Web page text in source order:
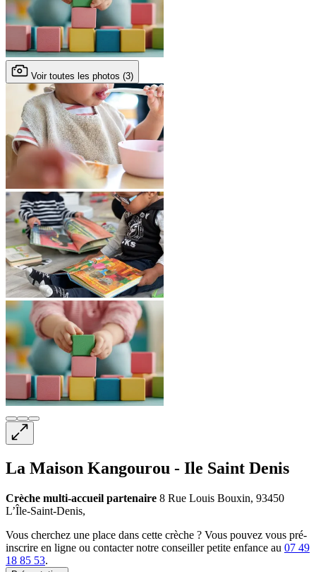
Voir toutes les photos (3)
La Maison Kangourou - Ile Saint Denis
Crèche multi-accueil partenaire 8 Rue Louis Bouxin, 93450
L’Île-Saint-Denis,
Vous cherchez une place dans cette crèche ? Vous pouvez vous pré-
inscrire en ligne ou contacter notre conseiller petite enfance au 07 49
18 85 53.